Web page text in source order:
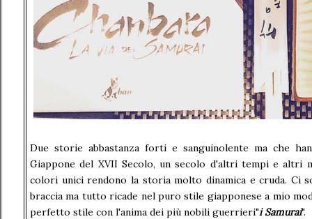
Due storie abbastanza forti e sanguinolente ma che
Giappone del XVII Secolo, un secolo d'altri tempi e altri
colori unici rendono la storia molto dinamica e cruda. Ci
braccia ma tutto ricade nel puro stile giapponese a mio
perfetto stile con l'anima dei più nobili guerrieri"i Samurai".